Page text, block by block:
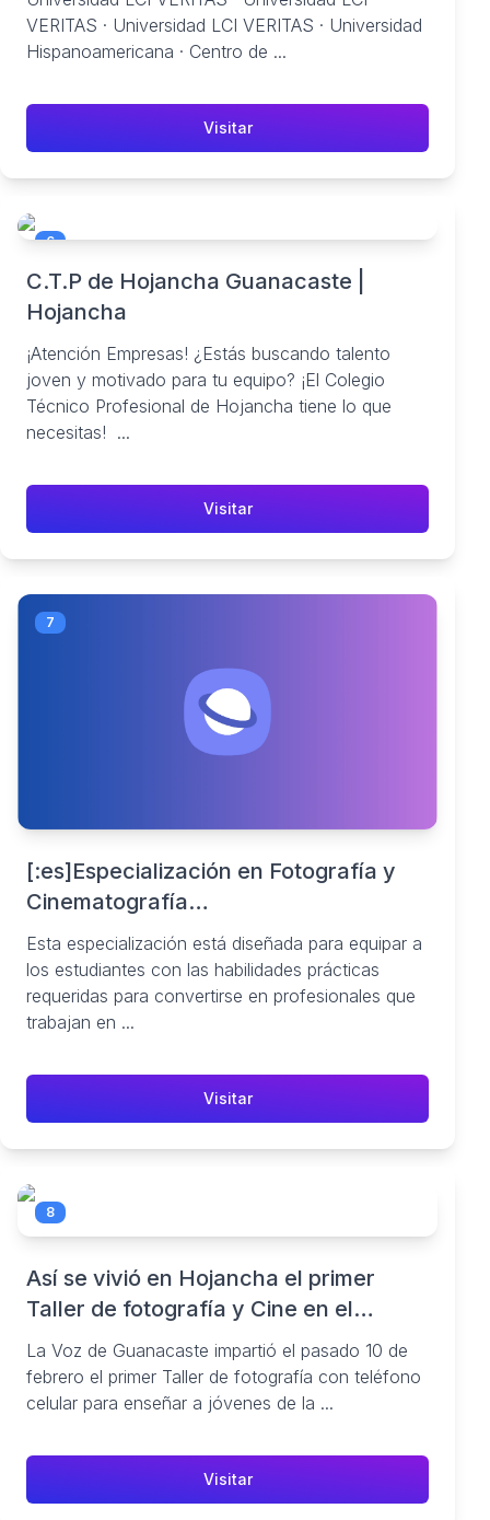
VERITAS · Universidad LCI VERITAS · Universidad
Hispanoamericana · Centro de ...
Visitar
6
C.T.P de Hojancha Guanacaste |
Hojancha
¡Atención Empresas! ¿Estás buscando talento
joven y motivado para tu equipo? ¡El Colegio
Técnico Profesional de Hojancha tiene lo que
necesitas! ‍ ...
Visitar
7
[:es]Especialización en Fotografía y
Cinematografía
Digital[:en]SPECIALIZATION IN
DIGITAL PHOTOGRAPHY AND
CINEMATOGRAPHY[:] - Ulacit Costa
Rica
Esta especialización está diseñada para equipar a
los estudiantes con las habilidades prácticas
requeridas para convertirse en profesionales que
trabajan en ...
Visitar
8
Así se vivió en Hojancha el primer
Taller de fotografía y Cine en el
parque
La Voz de Guanacaste impartió el pasado 10 de
febrero el primer Taller de fotografía con teléfono
celular para enseñar a jóvenes de la ...
Visitar